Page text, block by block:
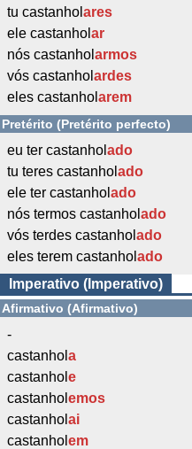
tu castanhol ares
ele castanhol ar
nós castanhol armos
vós castanhol ardes
eles castanhol arem
Pretérito (Pretérito perfecto)
eu ter castanhol ado
tu teres castanhol ado
ele ter castanhol ado
nós termos castanhol ado
vós terdes castanhol ado
eles terem castanhol ado
Imperativo (Imperativo)
Afirmativo (Afirmativo)
-
castanhol a
castanhol e
castanhol emos
castanhol ai
castanhol em